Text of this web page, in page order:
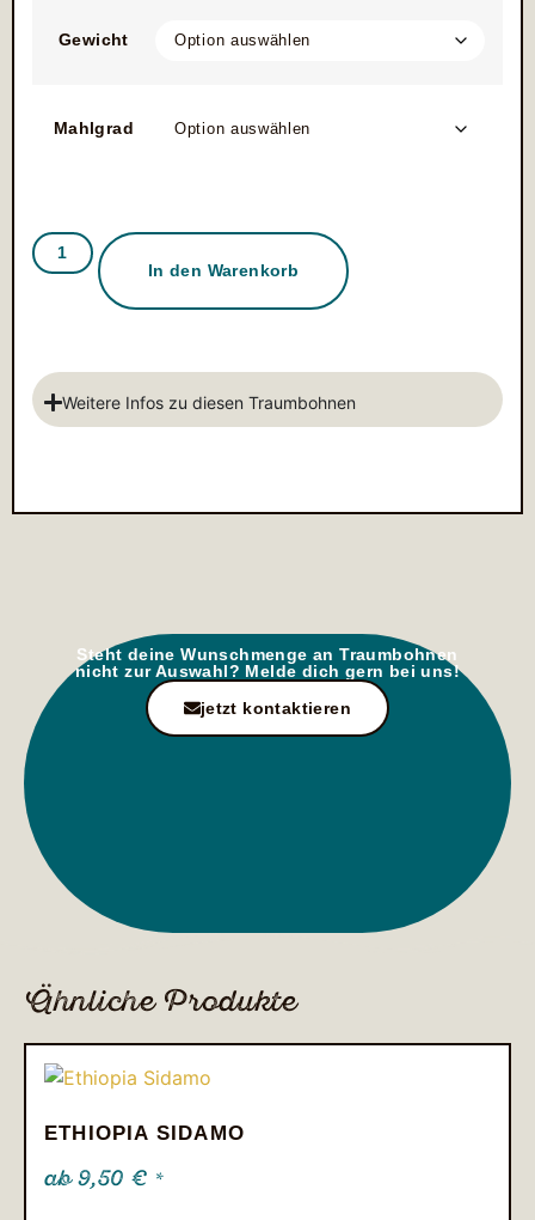
Gewicht
Mahlgrad
In den Warenkorb
Weitere Infos zu diesen Traumbohnen
Steht deine Wunschmenge an Traumbohnen
nicht zur Auswahl? Melde dich gern bei uns!
jetzt kontaktieren
Ähnliche Produkte
ETHIOPIA SIDAMO
ab9,50 € *